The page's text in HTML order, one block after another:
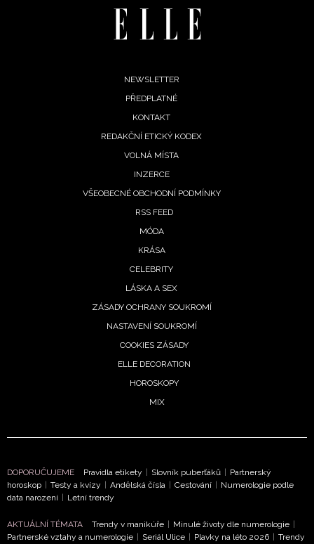
NEWSLETTER
PŘEDPLATNÉ
KONTAKT
REDAKČNÍ ETICKÝ KODEX
VOLNÁ MÍSTA
INZERCE
VŠEOBECNÉ OBCHODNÍ PODMÍNKY
RSS FEED
MÓDA
KRÁSA
CELEBRITY
LÁSKA A SEX
ZÁSADY OCHRANY SOUKROMÍ
NASTAVENÍ SOUKROMÍ
COOKIES ZÁSADY
ELLE DECORATION
HOROSKOPY
MIX
DOPORUČUJEME Pravidla etikety Slovník puberťáků
Partnerský
horoskop
Testy a kvízy Andělská čísla Cestování
Numerologie podle
data narození
Letní trendy
AKTUÁLNÍ TÉMATA Trendy v manikúře Minulé životy dle numerologie
Partnerské vztahy a numerologie
Seriál Ulice Plavky na léto 2026
Trendy